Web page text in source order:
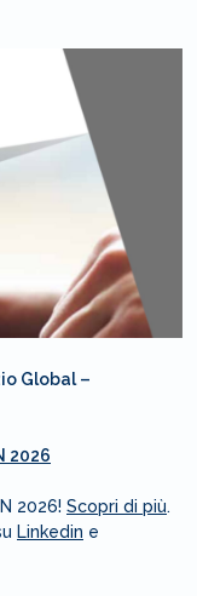
Global –
2026
2026! Scopri di più.
Linkedin e